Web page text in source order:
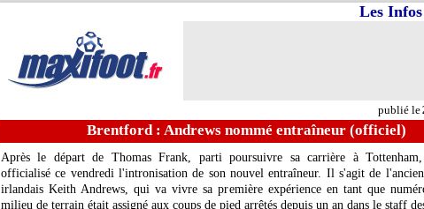
publié le
Les
Brentford : Andrews nommé entraîneur (officiel)
Après le départ de Thomas Frank, parti poursuivre sa carrière à
officialisé ce vendredi l'intronisation de son nouvel entraîneur. Il s'agit de
irlandais Keith Andrews, qui va vivre sa première expérience en tant que
milieu de terrain était assigné aux coups de pied arrêtés depuis un an dans le staff